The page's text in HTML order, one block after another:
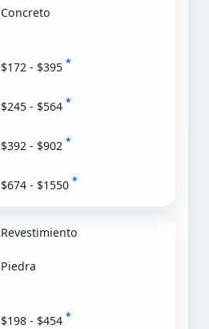
Concreto
$172 - $395 *
$245 - $564 *
$392 - $902 *
$674 - $1550 *
Revestimiento
Piedra
$198 - $454 *